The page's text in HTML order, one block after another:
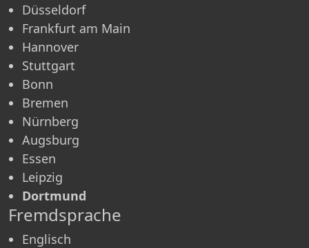
Düsseldorf
Frankfurt am Main
Hannover
Stuttgart
Bonn
Bremen
Nürnberg
Augsburg
Essen
Leipzig
Dortmund
Fremdsprache
Englisch